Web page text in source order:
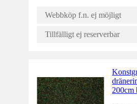
Webbköp f.n. ej möjligt
Tillfälligt ej reserverbar
200cm